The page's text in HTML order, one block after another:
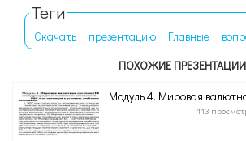
Теги
Скачать презентацию Главные
ПОХОЖИЕ ПРЕЗЕНТАЦИИ
Модуль 4. Мировая
113